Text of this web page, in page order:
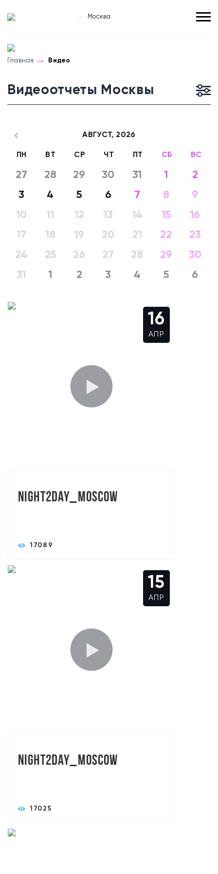
Москва
Главная Видео
Видеоотчеты Москвы
АВГУСТ, 2026
ПН ВТ СР ЧТ ПТ СБ ВС
27 28 29 30 31 1
2
3
4 5 6 7 8
9
10
11 12 13 14 15
16
17
18 19 20 21 22
23
24
25 26 27 28 29
30
31
1 2 3 4 5 6
16
АПР
Night2day_Moscow
17089
15
АПР
Night2day_Moscow
17025